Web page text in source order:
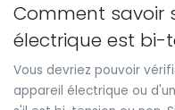
Comment savoir
électrique est bi-
Vous devriez pouvoir
appareil électrique ou